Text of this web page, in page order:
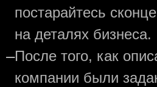
постарайтесь
на деталях бизнеса.
—После того, как
компании были